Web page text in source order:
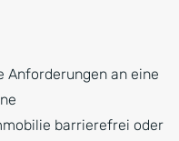
Anforderungen an eine
barrierefrei oder